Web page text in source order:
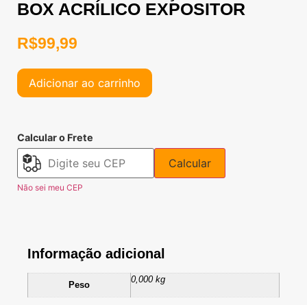
BOX ACRÍLICO EXPOSITOR
R$99,99
Adicionar ao carrinho
Calcular o Frete
Calcular
Não sei meu CEP
Informação adicional
Peso
0,000 kg